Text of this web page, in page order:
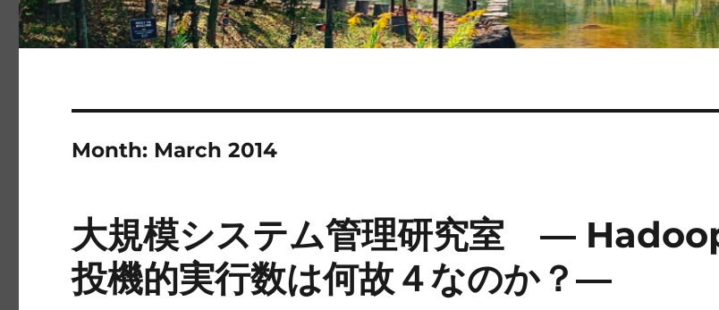
Month: March 2014
大規模システム管理研究室 ―
投機的実行数は何故４なのか？―